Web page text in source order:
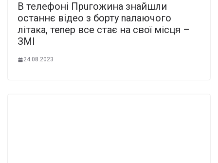
В телефоні Прuгожина знайшли
останнє відео з борту nалаючого
літака, теnер все стає на свої місця –
ЗМІ
24.08.2023